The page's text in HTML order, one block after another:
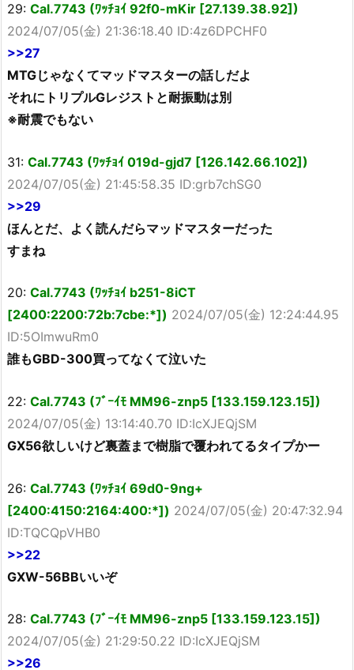
29: Cal.7743 (ﾜｯﾁｮｲ 92f0-mKir [27.139.38.92])
2024/07/05(金) 21:36:18.40 ID:4z6DPCHF0
>>27
MTGじゃなくてマッドマスターの話しだよ
それにトリプルGレジストと耐振動は別
※耐震でもない
31: Cal.7743 (ﾜｯﾁｮｲ 019d-gjd7 [126.142.66.102])
2024/07/05(金) 21:45:58.35 ID:grb7chSG0
>>29
ほんとだ、よく読んだらマッドマスターだった
すまね
20: Cal.7743 (ﾜｯﾁｮｲ b251-8iCT
[2400:2200:72b:7cbe:*]) 2024/07/05(金) 12:24:44.95
ID:5OImwuRm0
誰もGBD-300買ってなくて泣いた
22: Cal.7743 (ﾌﾞｰｲﾓ MM96-znp5 [133.159.123.15])
2024/07/05(金) 13:14:40.70 ID:IcXJEQjSM
GX56欲しいけど裏蓋まで樹脂で覆われてるタイプかー
26: Cal.7743 (ﾜｯﾁｮｲ 69d0-9ng+
[2400:4150:2164:400:*]) 2024/07/05(金) 20:47:32.94
ID:TQCQpVHB0
>>22
GXW-56BBいいぞ
28: Cal.7743 (ﾌﾞｰｲﾓ MM96-znp5 [133.159.123.15])
2024/07/05(金) 21:29:50.22 ID:IcXJEQjSM
>>26